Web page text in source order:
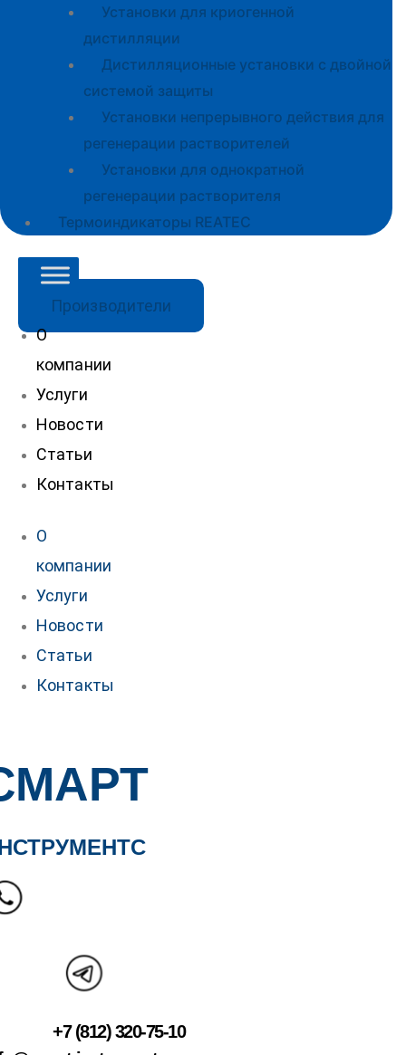
Установки для криогенной
дистилляции
Дистилляционные установки с двойной
системой защиты
Установки непрерывного действия для
регенерации растворителей
Установки для однократной
регенерации растворителя
Термоиндикаторы REATEC
Производители
О
компании
Услуги
Новости
Статьи
Контакты
О
компании
Услуги
Новости
Статьи
Контакты
+7 (812) 320-75-10